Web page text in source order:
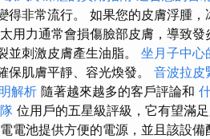
得非常流行。 如果您的皮膚浮腫，
用力通常會損傷臉部皮膚，導致發
並刺激皮膚產生油脂。 坐月子中心
保肌膚平靜、容光煥發。 音波拉皮
解析 隨著越來越多的客戶評論和
位用戶的五星級評級，它有望滿
電池提供方便的電源，並且該設備